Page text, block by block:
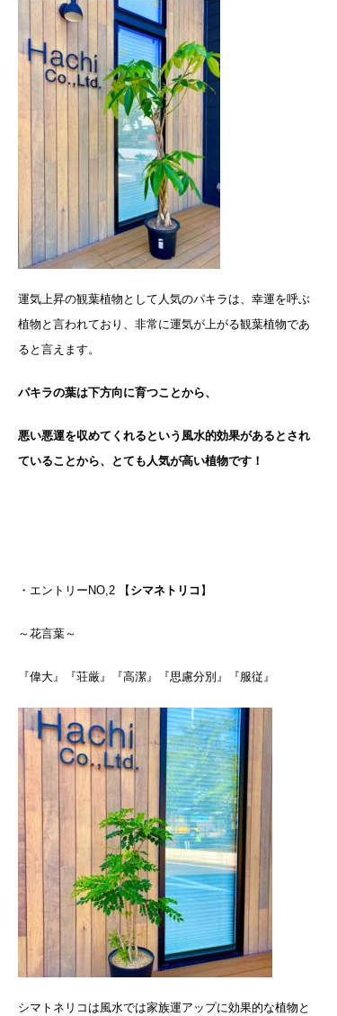
運気上昇の観葉植物として人気のパキラは、 幸運を呼ぶ
植物と言われており、非常に運気が上がる観葉植物であ
ると言えます。
パキラの葉は下方向に育つことから、
悪い悪運を収めてくれるという風水的効果があるとされ
ていることから、とても人気が高い植物です！
・エントリーNO,2 【 シマネトリコ 】
～花言葉～
『偉大』『荘厳』『高潔』『思慮分別』『服従』
シマトネリコは風水では家族運アップに効果的な植物と